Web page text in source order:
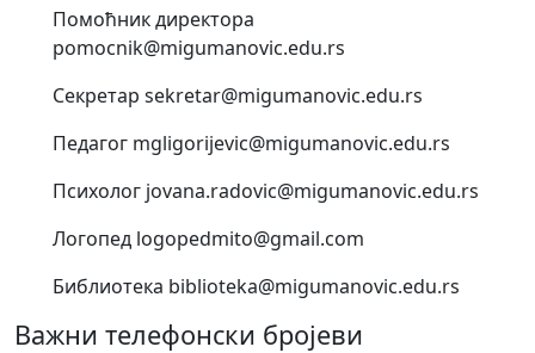
Помоћник директора
pomocnik@migumanovic.edu.rs
Секретар sekretar@migumanovic.edu.rs
Педагог mgligorijevic@migumanovic.edu.rs
Психолог jovana.radovic@migumanovic.edu.rs
Логопед logopedmito@gmail.com
Библиотека biblioteka@migumanovic.edu.rs
Важни телефонски бројеви